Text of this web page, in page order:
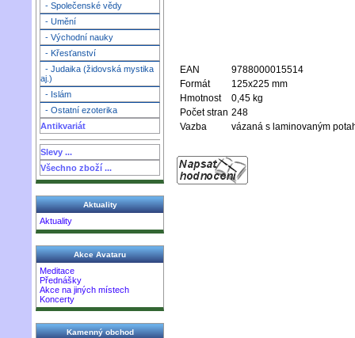
- Společenské vědy
- Umění
- Východní nauky
- Křesťanství
- Judaika (židovská mystika
aj.)
- Islám
- Ostatní ezoterika
Antikvariát
Slevy ...
Všechno zboží ...
Aktuality
Aktuality
Akce Avataru
Meditace
Přednášky
Akce na jiných místech
Koncerty
Kamenný obchod
EAN
9788000015514
Formát
125x225 mm
Hmotnost
0,45 kg
Počet stran 248
Vazba
vázaná s laminovaným